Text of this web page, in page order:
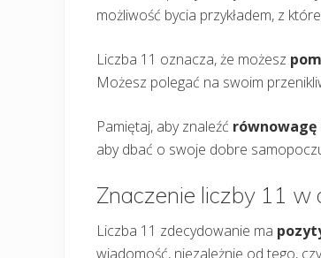
możliwość bycia przykładem, z
Liczba 11 oznacza, że możesz
Możesz polegać na swoim
Pamiętaj, aby znaleźć
aby dbać o swoje dobre
Znaczenie liczby 11 w
Liczba 11 zdecydowanie ma
wiadomość, niezależnie od tego,